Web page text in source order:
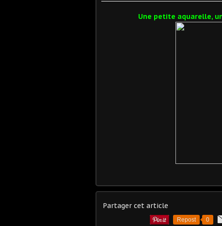
Une petite aquarelle,
Partager cet article
Repost 0